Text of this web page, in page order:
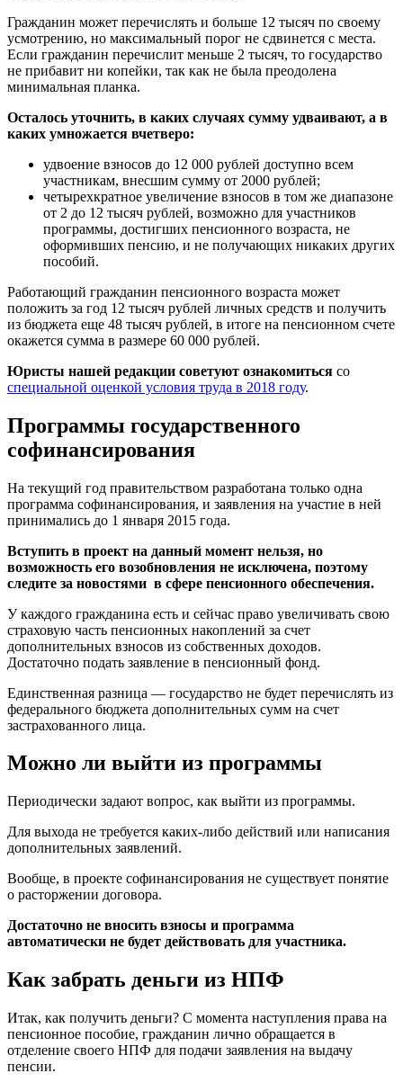
Гражданин может перечислять и больше 12 тысяч по своему
усмотрению, но максимальный порог не сдвинется с места.
Если гражданин перечислит меньше 2 тысяч, то государство
не прибавит ни копейки, так как не была преодолена
минимальная планка.
Осталось уточнить, в каких случаях сумму удваивают, а в
каких умножается вчетверо:
удвоение взносов до 12 000 рублей доступно всем
участникам, внесшим сумму от 2000 рублей;
четырехкратное увеличение взносов в том же диапазоне
от 2 до 12 тысяч рублей, возможно для участников
программы, достигших пенсионного возраста, не
оформивших пенсию, и не получающих никаких других
пособий.
Работающий гражданин пенсионного возраста может
положить за год 12 тысяч рублей личных средств и получить
из бюджета еще 48 тысяч рублей, в итоге на пенсионном счете
окажется сумма в размере 60 000 рублей.
Юристы нашей редакции советуют ознакомиться со
специальной оценкой условия труда в 2018 году.
Программы государственного
софинансирования
На текущий год правительством разработана только одна
программа софинансирования, и заявления на участие в ней
принимались до 1 января 2015 года.
Вступить в проект на данный момент нельзя, но
возможность его возобновления не исключена, поэтому
следите за новостями в сфере пенсионного обеспечения.
У каждого гражданина есть и сейчас право увеличивать свою
страховую часть пенсионных накоплений за счет
дополнительных взносов из собственных доходов.
Достаточно подать заявление в пенсионный фонд.
Единственная разница — государство не будет перечислять из
федерального бюджета дополнительных сумм на счет
застрахованного лица.
Можно ли выйти из программы
Периодически задают вопрос, как выйти из программы.
Для выхода не требуется каких-либо действий или написания
дополнительных заявлений.
Вообще, в проекте софинансирования не существует понятие
о расторжении договора.
Достаточно не вносить взносы и программа
автоматически не будет действовать для участника.
Как забрать деньги из НПФ
Итак, как получить деньги? С момента наступления права на
пенсионное пособие, гражданин лично обращается в
отделение своего НПФ для подачи заявления на выдачу
пенсии.